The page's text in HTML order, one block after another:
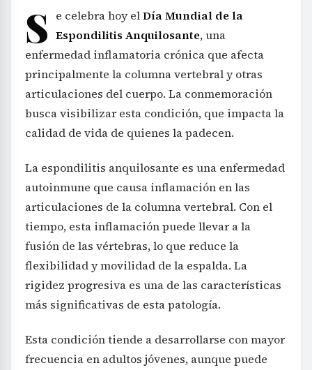
S e celebra hoy elDía Mundial de la
Espondilitis Anquilosante, una
enfermedad inflamatoria crónica que afecta
principalmente la columna vertebral y otras
articulaciones del cuerpo. La conmemoración
busca visibilizar esta condición, que impacta la
calidad de vida de quienes la padecen.
La espondilitis anquilosante es una enfermedad
autoinmune que causa inflamación en las
articulaciones de la columna vertebral. Con el
tiempo, esta inflamación puede llevar a la
fusión de las vértebras, lo que reduce la
flexibilidad y movilidad de la espalda. La
rigidez progresiva es una de las características
más significativas de esta patología.
Esta condición tiende a desarrollarse con mayor
frecuencia en adultos jóvenes, aunque puede